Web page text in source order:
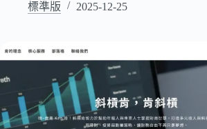
標準版 2025-12-25